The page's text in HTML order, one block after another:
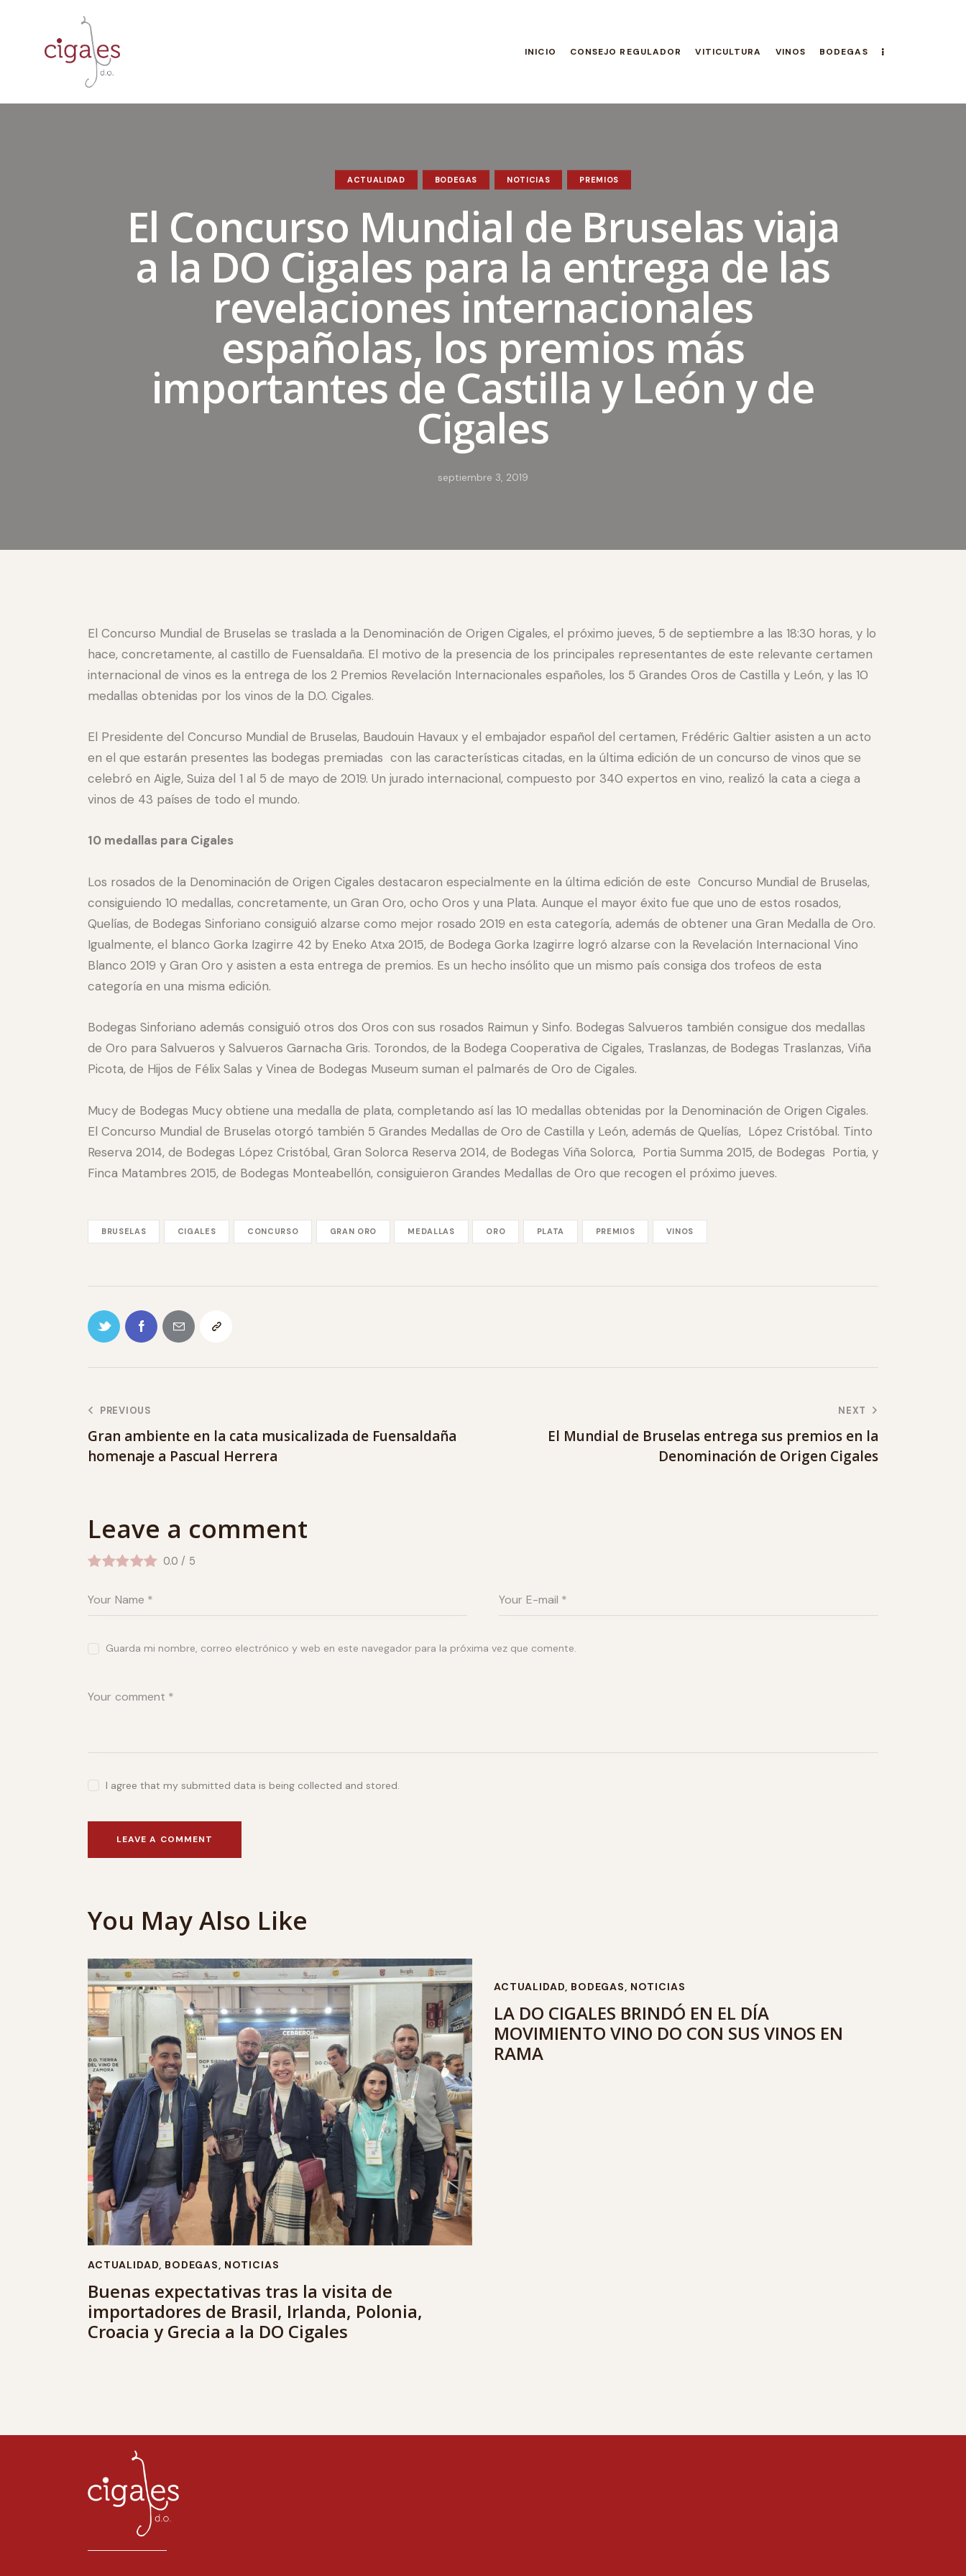
INICIO CONSEJO REGULADOR VITICULTURA VINOS BODEGAS
ACTUALIDAD BODEGAS NOTICIAS PREMIOS
El Concurso Mundial de Bruselas viaja
a la DO Cigales para la entrega de las
revelaciones internacionales
españolas, los premios más
importantes de Castilla y León y de
Cigales
septiembre 3, 2019
El Concurso Mundial de Bruselas se traslada a la Denominación de Origen Cigales, el próximo jueves, 5 de septiembre a las 18:30 horas, y lo
hace, concretamente, al castillo de Fuensaldaña. El motivo de la presencia de los principales representantes de este relevante certamen
internacional de vinos es la entrega de los 2 Premios Revelación Internacionales españoles, los 5 Grandes Oros de Castilla y León, y las 10
medallas obtenidas por los vinos de la D.O. Cigales.
El Presidente del Concurso Mundial de Bruselas, Baudouin Havaux y el embajador español del certamen, Frédéric Galtier asisten a un acto
en el que estarán presentes las bodegas premiadas con las características citadas, en la última edición de un concurso de vinos que se
celebró en Aigle, Suiza del 1 al 5 de mayo de 2019. Un jurado internacional, compuesto por 340 expertos en vino, realizó la cata a ciega a
vinos de 43 países de todo el mundo.
10 medallas para Cigales
Los rosados de la Denominación de Origen Cigales destacaron especialmente en la última edición de este Concurso Mundial de Bruselas,
consiguiendo 10 medallas, concretamente, un Gran Oro, ocho Oros y una Plata. Aunque el mayor éxito fue que uno de estos rosados,
Quelías, de Bodegas Sinforiano consiguió alzarse como mejor rosado 2019 en esta categoría, además de obtener una Gran Medalla de Oro.
Igualmente, el blanco Gorka Izagirre 42 by Eneko Atxa 2015, de Bodega Gorka Izagirre logró alzarse con la Revelación Internacional Vino
Blanco 2019 y Gran Oro y asisten a esta entrega de premios. Es un hecho insólito que un mismo país consiga dos trofeos de esta
categoría en una misma edición.
Bodegas Sinforiano además consiguió otros dos Oros con sus rosados Raimun y Sinfo. Bodegas Salvueros también consigue dos medallas
de Oro para Salvueros y Salvueros Garnacha Gris. Torondos, de la Bodega Cooperativa de Cigales, Traslanzas, de Bodegas Traslanzas, Viña
Picota, de Hijos de Félix Salas y Vinea de Bodegas Museum suman el palmarés de Oro de Cigales.
Mucy de Bodegas Mucy obtiene una medalla de plata, completando así las 10 medallas obtenidas por la Denominación de Origen Cigales.
El Concurso Mundial de Bruselas otorgó también 5 Grandes Medallas de Oro de Castilla y León, además de Quelías, López Cristóbal. Tinto
Reserva 2014, de Bodegas López Cristóbal, Gran Solorca Reserva 2014, de Bodegas Viña Solorca, Portia Summa 2015, de Bodegas Portia, y
Finca Matambres 2015, de Bodegas Monteabellón, consiguieron Grandes Medallas de Oro que recogen el próximo jueves.
BRUSELAS CIGALES CONCURSO GRAN ORO MEDALLAS ORO PLATA PREMIOS VINOS
PREVIOUS
Gran ambiente en la cata musicalizada de Fuensaldaña
homenaje a Pascual Herrera
NEXT
El Mundial de Bruselas entrega sus premios en la
Denominación de Origen Cigales
Leave a comment
0.0 / 5
Guarda mi nombre, correo electrónico y web en este navegador para la próxima vez que comente.
I agree that my submitted data is being collected and stored.
You May Also Like
ACTUALIDAD, BODEGAS, NOTICIAS
Buenas expectativas tras la visita de
importadores de Brasil, Irlanda, Polonia,
Croacia y Grecia a la DO Cigales
ACTUALIDAD, BODEGAS, NOTICIAS
LA DO CIGALES BRINDÓ EN EL DÍA
MOVIMIENTO VINO DO CON SUS VINOS EN
RAMA